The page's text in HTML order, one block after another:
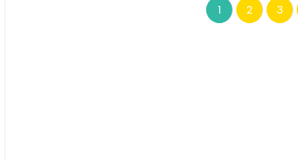
1 2 3